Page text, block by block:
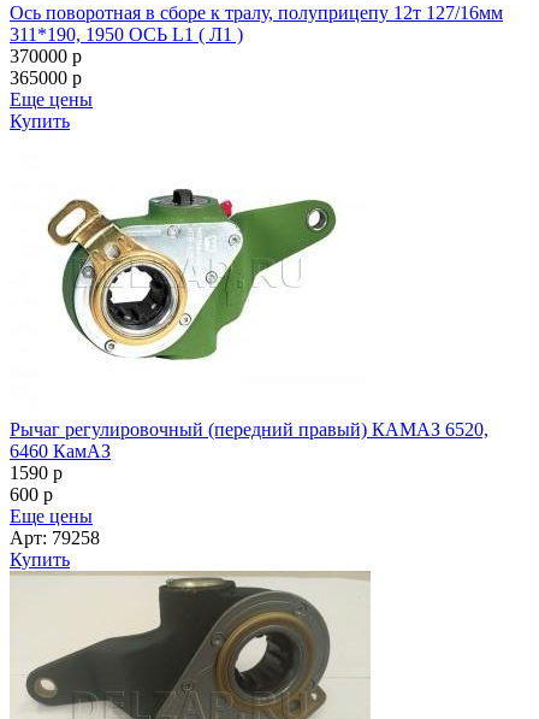
Ось поворотная в сборе к тралу, полуприцепу 12т 127/16мм
311*190, 1950 ОСЬ L1 ( Л1 )
370000 p
365000 p
Еще цены
Купить
Рычаг регулировочный (передний правый) КАМАЗ 6520,
6460 КамАЗ
1590 p
600 p
Еще цены
Арт: 79258
Купить